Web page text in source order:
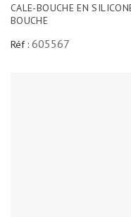
CALE-BOUCHE EN
BOUCHE
Réf : 605567